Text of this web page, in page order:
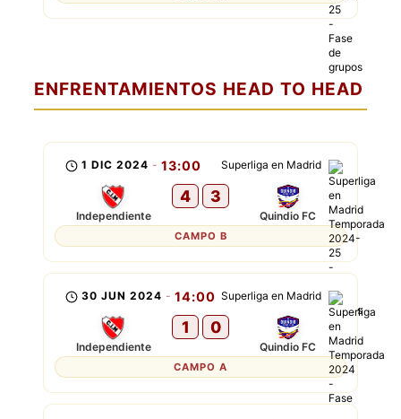
ENFRENTAMIENTOS HEAD TO HEAD
Superliga en Madrid
1 DIC 2024 - 13:00
Independiente
4 3
Quindio FC
CAMPO B
Superliga en Madrid
30 JUN 2024 - 14:00
Independiente
1 0
Quindio FC
CAMPO A